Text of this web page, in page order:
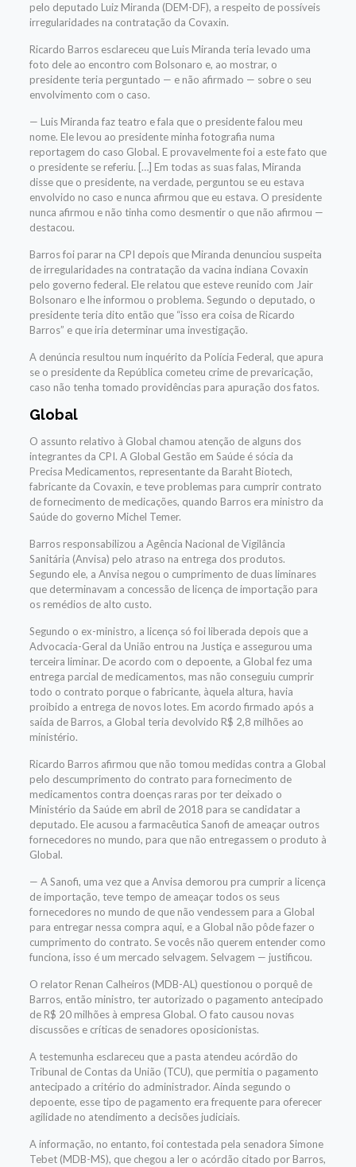
pelo deputado Luiz Miranda (DEM-DF), a respeito de possíveis
irregularidades na contratação da Covaxin.
Ricardo Barros esclareceu que Luis Miranda teria levado uma
foto dele ao encontro com Bolsonaro e, ao mostrar, o
presidente teria perguntado — e não afirmado — sobre o seu
envolvimento com o caso.
— Luis Miranda faz teatro e fala que o presidente falou meu
nome. Ele levou ao presidente minha fotografia numa
reportagem do caso Global. E provavelmente foi a este fato que
o presidente se referiu. […] Em todas as suas falas, Miranda
disse que o presidente, na verdade, perguntou se eu estava
envolvido no caso e nunca afirmou que eu estava. O presidente
nunca afirmou e não tinha como desmentir o que não afirmou —
destacou.
Barros foi parar na CPI depois que Miranda denunciou suspeita
de irregularidades na contratação da vacina indiana Covaxin
pelo governo federal. Ele relatou que esteve reunido com Jair
Bolsonaro e lhe informou o problema. Segundo o deputado, o
presidente teria dito então que “isso era coisa de Ricardo
Barros” e que iria determinar uma investigação.
A denúncia resultou num inquérito da Polícia Federal, que apura
se o presidente da República cometeu crime de prevaricação,
caso não tenha tomado providências para apuração dos fatos.
Global
O assunto relativo à Global chamou atenção de alguns dos
integrantes da CPI. A Global Gestão em Saúde é sócia da
Precisa Medicamentos, representante da Baraht Biotech,
fabricante da Covaxin, e teve problemas para cumprir contrato
de fornecimento de medicações, quando Barros era ministro da
Saúde do governo Michel Temer.
Barros responsabilizou a Agência Nacional de Vigilância
Sanitária (Anvisa) pelo atraso na entrega dos produtos.
Segundo ele, a Anvisa negou o cumprimento de duas liminares
que determinavam a concessão de licença de importação para
os remédios de alto custo.
Segundo o ex-ministro, a licença só foi liberada depois que a
Advocacia-Geral da União entrou na Justiça e assegurou uma
terceira liminar. De acordo com o depoente, a Global fez uma
entrega parcial de medicamentos, mas não conseguiu cumprir
todo o contrato porque o fabricante, àquela altura, havia
proibido a entrega de novos lotes. Em acordo firmado após a
saída de Barros, a Global teria devolvido R$ 2,8 milhões ao
ministério.
Ricardo Barros afirmou que não tomou medidas contra a Global
pelo descumprimento do contrato para fornecimento de
medicamentos contra doenças raras por ter deixado o
Ministério da Saúde em abril de 2018 para se candidatar a
deputado. Ele acusou a farmacêutica Sanofi de ameaçar outros
fornecedores no mundo, para que não entregassem o produto à
Global.
— ASanofi, uma vez que a Anvisa demorou pra cumprir a licença
de importação, teve tempo de ameaçar todos os seus
fornecedores no mundo de que não vendessem para a Global
para entregar nessa compra aqui, e a Global não pôde fazer o
cumprimento do contrato. Se vocês não querem entender como
funciona, isso é um mercado selvagem. Selvagem — justificou.
O relator Renan Calheiros (MDB-AL) questionou o porquê de
Barros, então ministro, ter autorizado o pagamento antecipado
de R$ 20 milhões à empresa Global. O fato causou novas
discussões e críticas de senadores oposicionistas.
A testemunha esclareceu que a pasta atendeu acórdão do
Tribunal de Contas da União (TCU), que permitia o pagamento
antecipado a critério do administrador. Ainda segundo o
depoente, esse tipo de pagamento era frequente para oferecer
agilidade no atendimento a decisões judiciais.
A informação, no entanto, foi contestada pela senadora Simone
Tebet (MDB-MS), que chegou a ler o acórdão citado por Barros,